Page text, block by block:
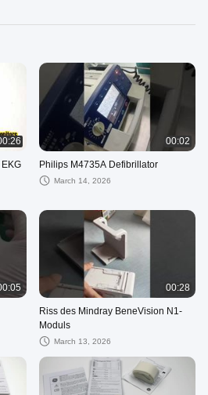
00:02
Philips M4735A Defibrillator
March 14, 2026
00:28
Riss des Mindray BeneVision N1-
Moduls
March 13, 2026